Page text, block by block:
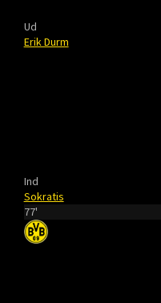
Ud
Erik Durm
Ind
Sokratis
77'